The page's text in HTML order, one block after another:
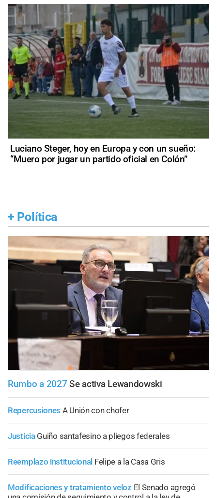
Luciano Steger, hoy en Europa y con un sueño:
“Muero por jugar un partido oficial en Colón”
+ Política
Rumbo a 2027 Se activa Lewandowski
Repercusiones A Unión con chofer
Justicia Guiño santafesino a pliegos federales
Reemplazo institucional Felipe a la Casa Gris
Modificaciones y tratamiento veloz El Senado agregó